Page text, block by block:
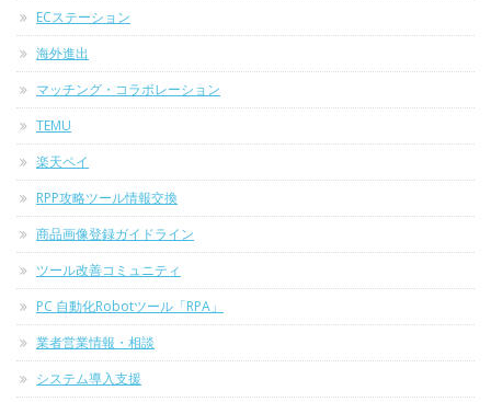
ECステーション
海外進出
マッチング・コラボレーション
TEMU
楽天ペイ
RPP攻略ツール情報交換
商品画像登録ガイドライン
ツール改善コミュニティ
PC 自動化Robotツール「RPA」
業者営業情報・相談
システム導入支援